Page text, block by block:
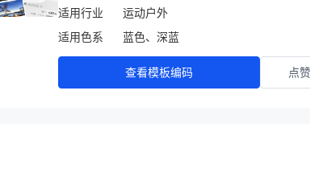
适用行业
运动户外
适用色系
蓝色、深蓝
查看模板编码 点